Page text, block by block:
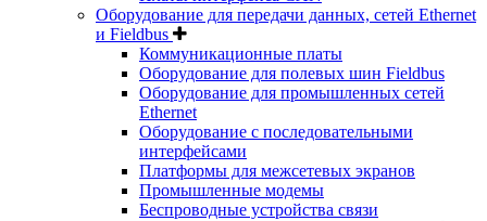
Оборудование для передачи данных, сетей Ethernet
и Fieldbus
Коммуникационные платы
Оборудование для полевых шин Fieldbus
Оборудование для промышленных сетей
Ethernet
Оборудование с последовательными
интерфейсами
Платформы для межсетевых экранов
Промышленные модемы
Беспроводные устройства связи